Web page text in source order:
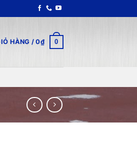
HÀNG /0₫ 0